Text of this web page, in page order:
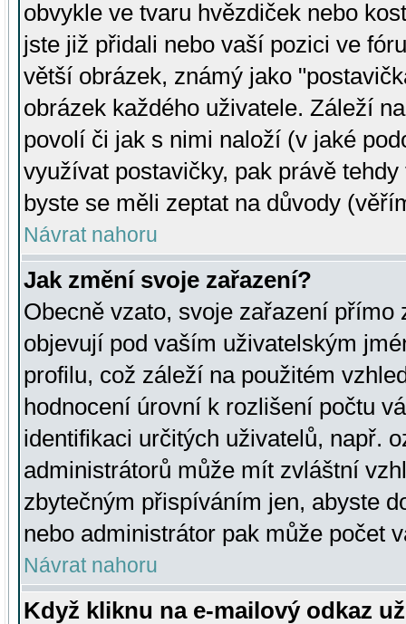
obvykle ve tvaru hvězdiček nebo
jste již přidali nebo vaší pozici ve
větší obrázek, známý jako
obrázek každého uživatele. Záleží
povolí či jak s nimi naloží (v jaké
využívat postavičky, pak právě
byste se měli zeptat na důvody
Návrat nahoru
Jak změní svoje zařazení?
Obecně vzato, svoje zařazení přímo
objevují pod vaším uživatelským
profilu, což záleží na použitém
hodnocení úrovní k rozlišení počtu
identifikaci určitých uživatelů, např.
administrátorů může mít zvláštní
zbytečným přispíváním jen, abyste
nebo administrátor pak může počet
Návrat nahoru
Když kliknu na e-mailový odkaz